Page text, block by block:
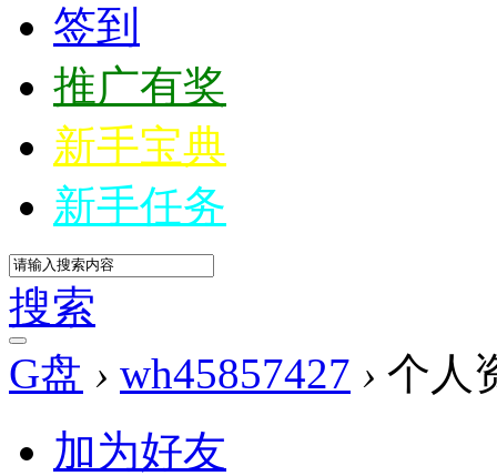
签到
推广有奖
新手宝典
新手任务
搜索
G盘 › wh45857427 › 个人
加为好友